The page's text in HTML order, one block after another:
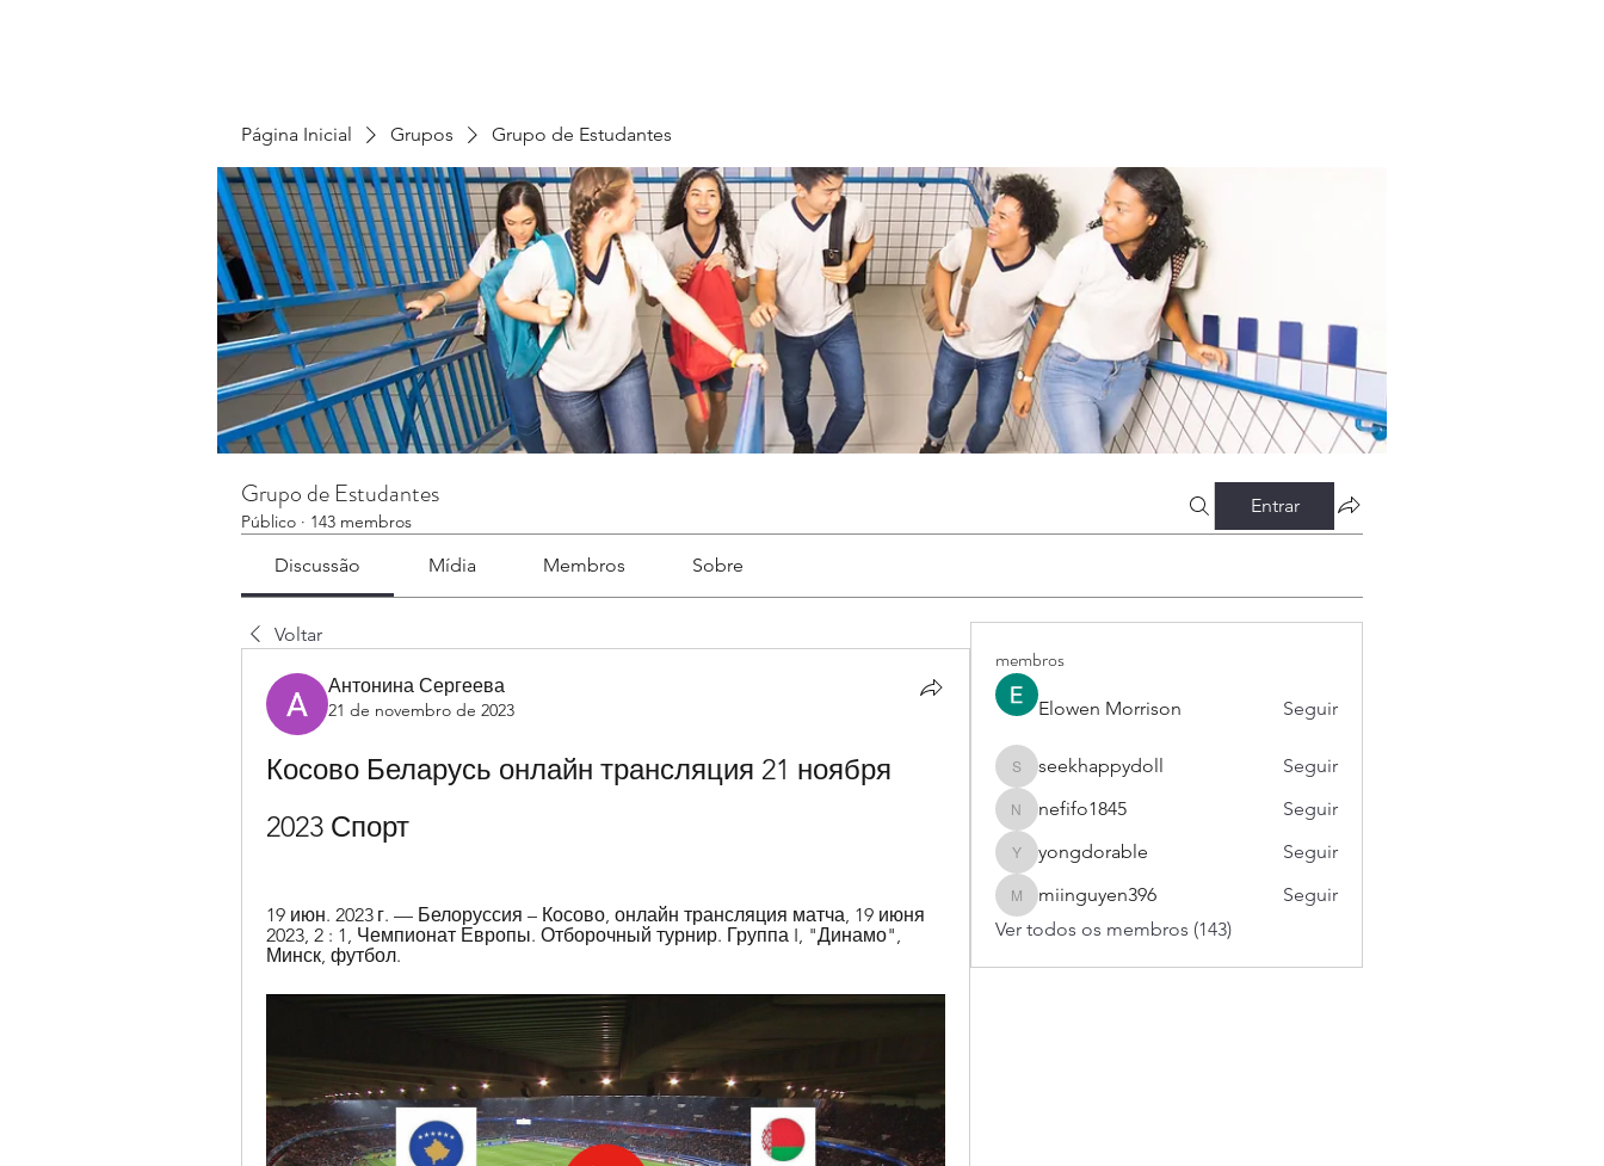
Página Inicial Grupos Grupo de Estudantes
Grupo de Estudantes
Público · 143 membros
Entrar
Discussão Mídia Membros Sobre
Voltar
Антонина Сергеева
21 de novembro de 2023
Косово Беларусь онлайн трансляция 21 ноября
2023 Спорт
19 июн. 2023 г. — Белоруссия – Косово, онлайн трансляция матча, 19 июня
2023, 2 : 1, Чемпионат Европы. Отборочный турнир. Группа I, "Динамо",
Минск, футбол.
membros
Elowen Morrison Seguir
seekhappydoll
seekhappydoll Seguir
nefifo1845
nefifo1845 Seguir
yongdorable
yongdorable Seguir
miinguyen396
miinguyen396
Seguir
Ver todos os membros (143)